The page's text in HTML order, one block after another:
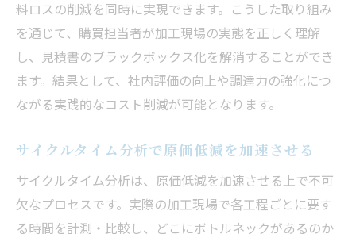
料ロスの削減を同時に実現できます。こうした取り組み
を通じて、購買担当者が加工現場の実態を正しく理解
し、見積書のブラックボックス化を解消することができ
ます。結果として、社内評価の向上や調達力の強化につ
ながる実践的なコスト削減が可能となります。
サイクルタイム分析で原価低減を加速させる
サイクルタイム分析は、原価低減を加速させる上で不可
欠なプロセスです。実際の加工現場で各工程ごとに要す
る時間を計測・比較し、どこにボトルネックがあるのか